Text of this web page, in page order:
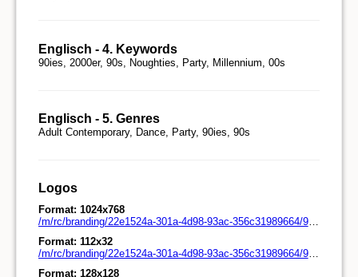
Englisch - 4. Keywords
90ies, 2000er, 90s, Noughties, Party, Millennium, 00s
Englisch - 5. Genres
Adult Contemporary, Dance, Party, 90ies, 90s
Logos
Format: 1024x768
/m/rc/branding/22e1524a-301a-4d98-93ac-356c31989664/90s90s_90s00s_1024x768.png
Format: 112x32
/m/rc/branding/22e1524a-301a-4d98-93ac-356c31989664/90s90s_90s00s_112x32.png
Format: 128x128